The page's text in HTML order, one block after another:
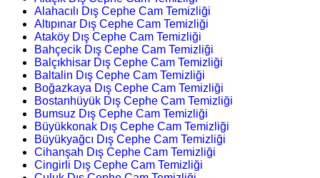
Alahacılı Dış Cephe Cam Temizliği
Altıpınar Dış Cephe Cam Temizliği
Ataköy Dış Cephe Cam Temizliği
Bahçecik Dış Cephe Cam Temizliği
Balçıkhisar Dış Cephe Cam Temizliği
Baltalin Dış Cephe Cam Temizliği
Boğazkaya Dış Cephe Cam Temizliği
Bostanhüyük Dış Cephe Cam Temizliği
Bumsuz Dış Cephe Cam Temizliği
Büyükkonak Dış Cephe Cam Temizliği
Büyükyağcı Dış Cephe Cam Temizliği
Cihanşah Dış Cephe Cam Temizliği
Cingirli Dış Cephe Cam Temizliği